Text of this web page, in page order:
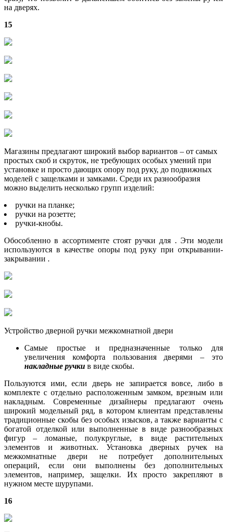
на дверях.
15
Магазины предлагают широкий выбор вариантов – от самых
простых скоб и скруток, не требующих особых умений при
установке и просто дающих опору под руку, до подвижных
моделей с защелками и замками. Среди их разнообразия
можно выделить несколько групп изделий:
ручки на планке;
ручки на розетте;
ручки-кнобы.
Обособленно в ассортименте стоят ручки для . Эти модели
используются в качестве опоры под руку при открывании-
закрывании .
Устройство дверной ручки межкомнатной двери
Самые простые и предназначенные только для
увеличения комфорта пользования дверями – это
накладные ручки в виде скобы.
Пользуются ими, если дверь не запирается вовсе, либо в
комплекте с отдельно расположенным замком, врезным или
накладным. Современные дизайнеры предлагают очень
широкий модельный ряд, в котором клиентам представлены
традиционные скобы без особых изысков, а также варианты с
богатой отделкой или выполненные в виде разнообразных
фигур – ломаные, полукруглые, в виде растительных
элементов и животных. Установка дверных ручек на
межкомнатные двери не потребует дополнительных
операций, если они выполнены без дополнительных
элементов, например, защелки. Их просто закрепляют в
нужном месте шурупами.
16